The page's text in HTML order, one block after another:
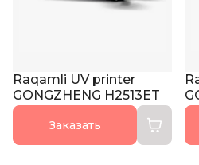
Raqamli UV printer
GONGZHENG H2513ET
Заказать